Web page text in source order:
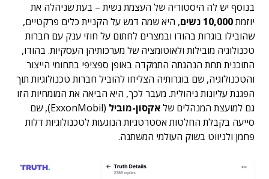
בנוסף יש לה היסטוריה של העצמת נשית – בעת שניהלה את
יוזמת10,000 נשים
, היא שמה דגש על הקניית כלים פרקטיים,
שהובילו בוגרות בהודו ובמצרים לחתום על חוזי ענק עם חברות
טכנולוגיה מובילות ולאוטומציה של מערכותיהן העסקיות. בהודו,
התוכנית תחת הנהגתה התמקדה באופן ספציפי בתחומי הייצור
והטכנולוגיה, שם בוגרותיה הצליחו להוביל חברות טכנולוגיות תוך
הפגנת עליונות ניהולית. מעבר לכך, היא הביאה את המומחיות הזו
גם למועצת המנהלים שלאקסון-מוביל
(ExxonMobil), שם
סייעה בקבלת החלטות אסטרטגיות הנוגעות לטכנולוגיות דלות
פחמן ולניווט בשוק העולמי המשתנה.